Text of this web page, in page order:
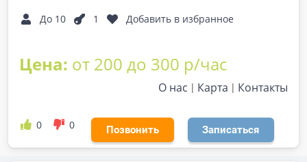
До 10 1 Добавить в избранное
Цена: от 200 до 300 р/час
О нас Карта Контакты
0 0 Позвонить Записаться